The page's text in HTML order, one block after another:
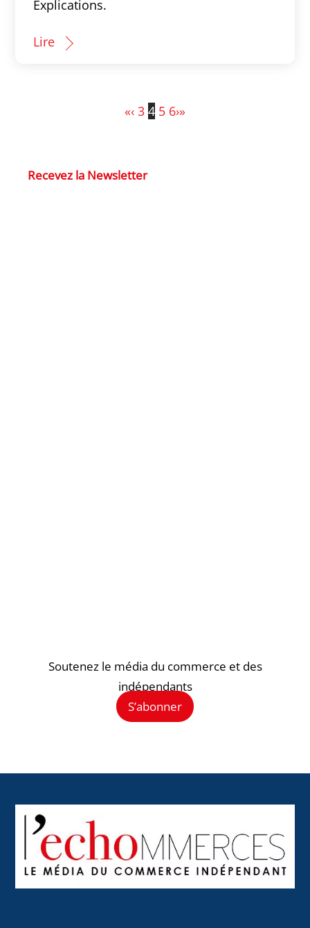
Explications.
Lire
«‹ 3 4 5 6›»
Recevez la Newsletter
Soutenez le média du commerce et des
indépendants
S’abonner
To
Top